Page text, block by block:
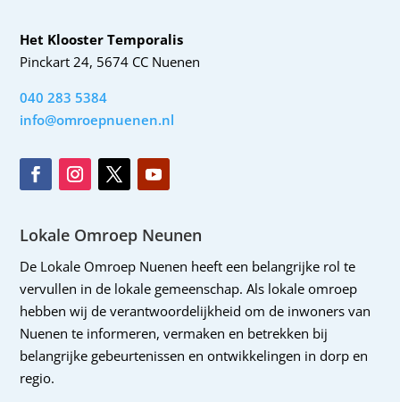
Het Klooster Temporalis
Pinckart 24, 5674 CC Nuenen
040 283 5384
info@omroepnuenen.nl
Lokale Omroep Neunen
De Lokale Omroep Nuenen heeft een belangrijke rol te
vervullen in de lokale gemeenschap. Als lokale omroep
hebben wij de verantwoordelijkheid om de inwoners van
Nuenen te informeren, vermaken en betrekken bij
belangrijke gebeurtenissen en ontwikkelingen in dorp en
regio.